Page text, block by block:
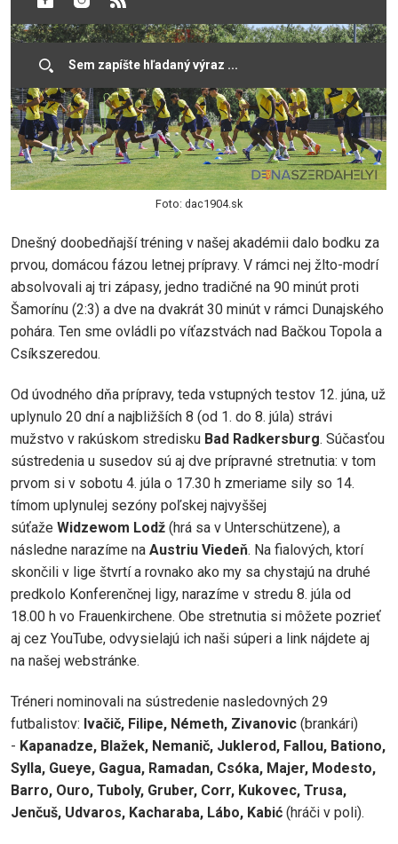
Foto: dac1904.sk
Dnešný doobedňajší tréning v našej akadémii dalo bodku za
prvou, domácou fázou letnej prípravy. V rámci nej žlto-modrí
absolvovali aj tri zápasy, jedno tradičné na 90 minút proti
Šamorínu (2:3) a dve na dvakrát 30 minút v rámci Dunajského
pohára. Ten sme ovládli po víťazstvách nad Bačkou Topola a
Csíkszeredou.
Od úvodného dňa prípravy, teda vstupných testov 12. júna, už
uplynulo 20 dní a najbližších 8 (od 1. do 8. júla) strávi
mužstvo v rakúskom stredisku Bad Radkersburg. Súčasťou
sústredenia u susedov sú aj dve prípravné stretnutia: v tom
prvom si v sobotu 4. júla o 17.30 h zmeriame sily so 14.
tímom uplynulej sezóny poľskej najvyššej
súťaže Widzewom Lodž (hrá sa v Unterschützene), a
následne narazíme na Austriu Viedeň. Na fialových, ktorí
skončili v lige štvrtí a rovnako ako my sa chystajú na druhé
predkolo Konferenčnej ligy, narazíme v stredu 8. júla od
18.00 h vo Frauenkirchene. Obe stretnutia si môžete pozrieť
aj cez YouTube, odvysielajú ich naši súperi a link nájdete aj
na našej webstránke.
Tréneri nominovali na sústredenie nasledovných 29
futbalistov: Ivačič, Filipe, Németh, Zivanovic (brankári)
- Kapanadze, Blažek, Nemanič, Juklerod, Fallou, Bationo,
Sylla, Gueye, Gagua, Ramadan, Csóka, Majer, Modesto,
Barro, Ouro, Tuboly, Gruber, Corr, Kukovec, Trusa,
Jenčuš, Udvaros, Kacharaba, Lábo, Kabić (hráči v poli).